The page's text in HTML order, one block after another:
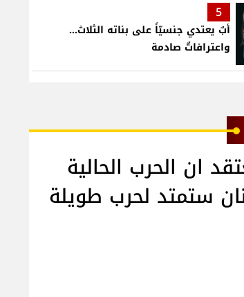
5
أبٌ يعتدي جنسيّاً على بناته الثلاث…
واعترافاتٌ صادمة
ان الحرب الحالية
ستمتد لحرب طويلة